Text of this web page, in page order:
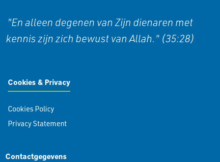
"En alleen degenen van Zijn dienaren met
kennis zijn zich bewust van Allah." (35:28)
Cookies & Privacy
Cookies Policy
Privacy Statement
Contactgegevens